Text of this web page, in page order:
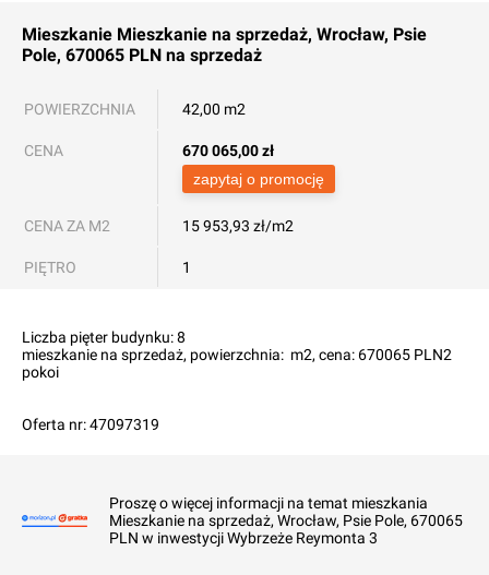
Mieszkanie Mieszkanie na sprzedaż, Wrocław, Psie
Pole, 670065 PLN na sprzedaż
POWIERZCHNIA 42,00 m2
CENA 670 065,00zł
zapytaj o promocję
CENA ZA M2 15 953,93 zł/m2
PIĘTRO 1
Liczba pięter budynku: 8
mieszkanie na sprzedaż, powierzchnia:  m2, cena: 670065 PLN2
pokoi
Oferta nr: 47097319
Proszę o więcej informacji na temat mieszkania
Mieszkanie na sprzedaż, Wrocław, Psie Pole, 670065
PLN w inwestycji Wybrzeże Reymonta 3